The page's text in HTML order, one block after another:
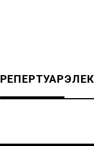
РЕПЕРТУАР